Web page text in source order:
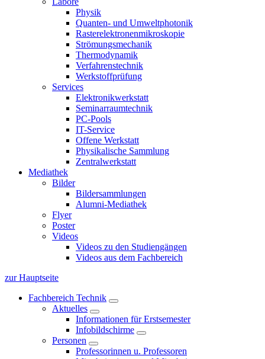
Physik
Quanten- und Umweltphotonik
Rasterelektronenmikroskopie
Strömungsmechanik
Thermodynamik
Verfahrenstechnik
Werkstoffprüfung
Services
Elektronikwerkstatt
Seminarraumtechnik
PC-Pools
IT-Service
Offene Werkstatt
Physikalische Sammlung
Zentralwerkstatt
Mediathek
Bilder
Bildersammlungen
Alumni-Mediathek
Flyer
Poster
Videos
Videos zu den Studiengängen
Videos aus dem Fachbereich
zur Hauptseite
Fachbereich Technik
Aktuelles
Informationen für Erstsemester
Infobildschirme
Personen
Professorinnen u. Professoren